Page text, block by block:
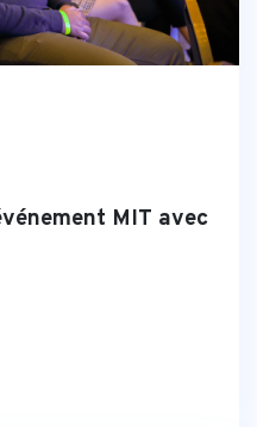
MIT avec